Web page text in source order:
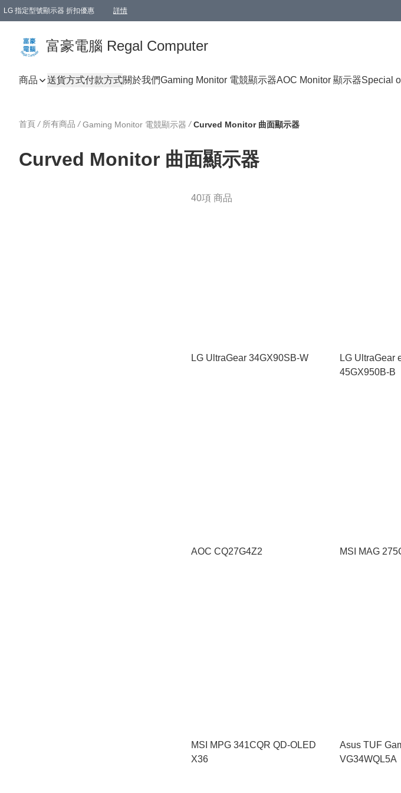
LG 指定型號顯示器 折扣優惠 詳情
富豪電腦 Regal Computer
商品 送貨方式付款方式關於我們Gaming Monitor 電競顯示器AOC Monitor 顯示器Special
首頁 / 所有商品 / Gaming Monitor 電競顯示器 / Curved Monitor 曲面顯示器
Curved Monitor 曲面顯示器
40項 商品
LG UltraGear 34GX90SB-W
LG UltraGear
45GX950B-B
AOC CQ27G4Z2 MSI MAG
MSI MPG 341CQR QD-OLED
X36
Asus TUF
VG34WQL5A